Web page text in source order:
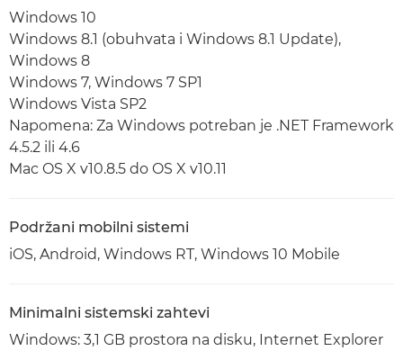
Windows 10
Windows 8.1 (obuhvata i Windows 8.1 Update),
Windows 8
Windows 7, Windows 7 SP1
Windows Vista SP2
Napomena: Za Windows potreban je .NET Framework
4.5.2 ili 4.6
Mac OS X v10.8.5 do OS X v10.11
Podržani mobilni sistemi
iOS, Android, Windows RT, Windows 10 Mobile
Minimalni sistemski zahtevi
Windows: 3,1 GB prostora na disku, Internet Explorer